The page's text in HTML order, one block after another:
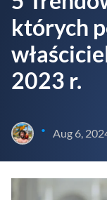
których
2023 r.
• Aug 6,